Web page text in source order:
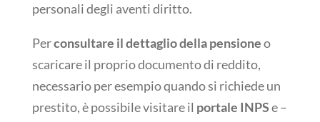
personali degli aventi diritto.
Perconsultare il dettaglio della pensioneo
scaricare il proprio documento di reddito,
necessario per esempio quando si richiede un
prestito, è possibile visitare il portale INPSe –